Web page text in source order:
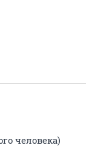
человека)